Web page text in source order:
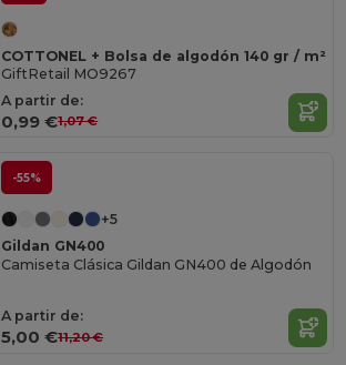
COTTONEL + Bolsa de algodón 140 gr / m²
GiftRetail MO9267
A partir de:
0,99 €1,07 €
-55%
+5
Gildan GN400
Camiseta Clásica Gildan GN400 de Algodón
A partir de:
5,00 €11,20 €